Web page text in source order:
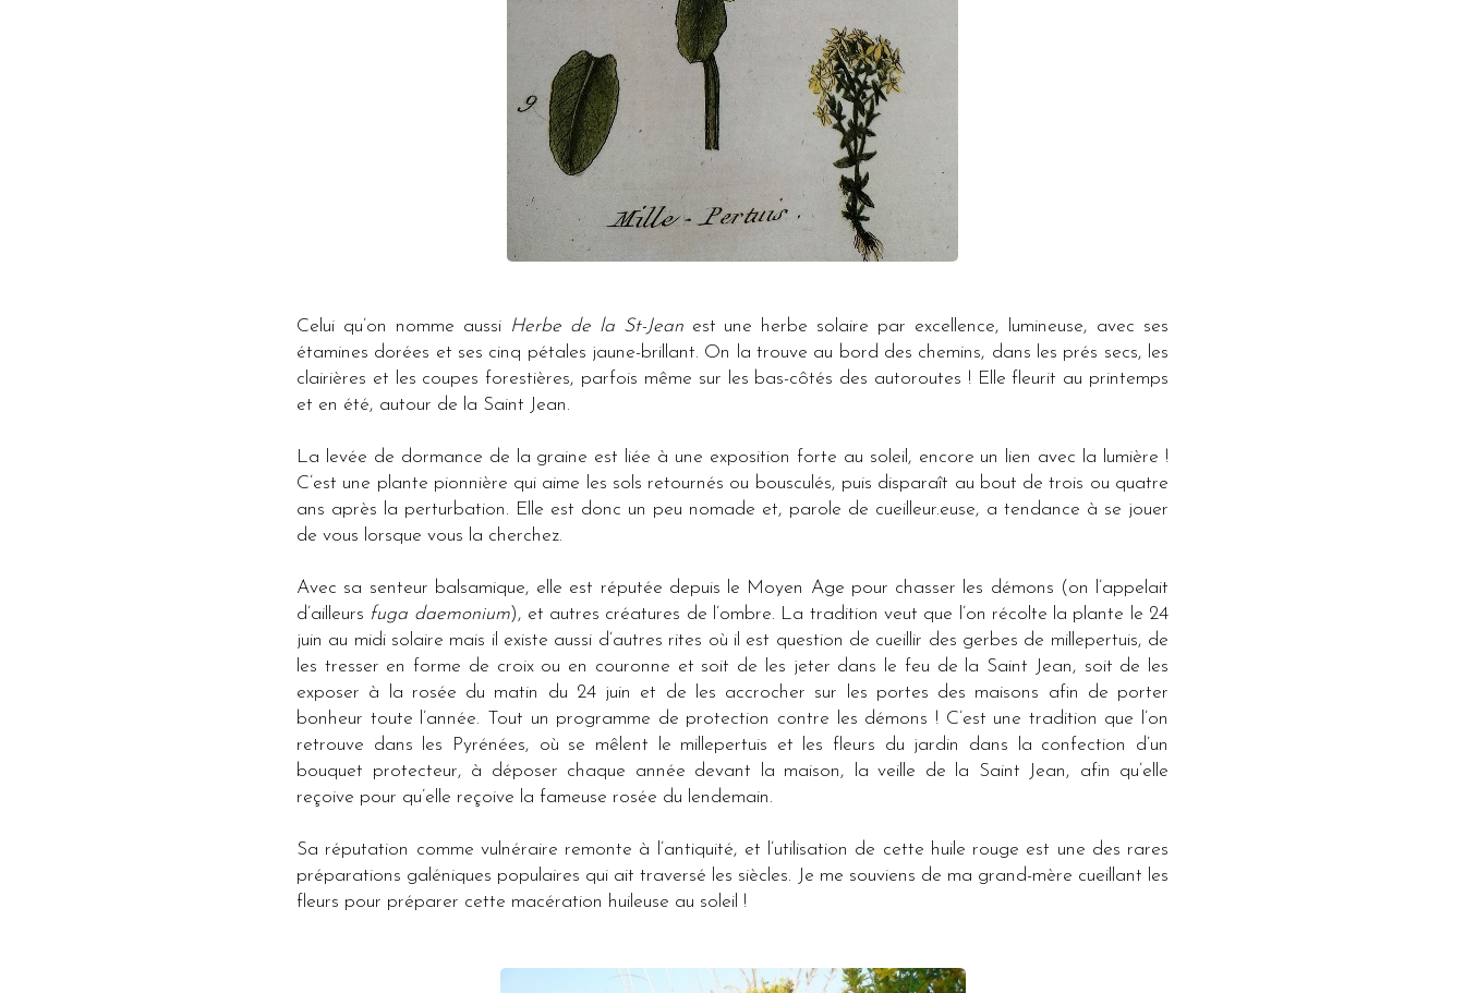
Celui qu’on nomme aussiHerbe de la St-Jeanest une herbe solaire par excellence, lumineuse, avec ses
étamines dorées et ses cinq pétales jaune-brillant. On la trouve au bord des chemins, dans les prés secs, les
clairières et les coupes forestières, parfois même sur les bas-côtés des autoroutes ! Elle fleurit au printemps
et en été, autour de la Saint Jean.
La levée de dormance de la graine est liée à une exposition forte au soleil, encore un lien avec la lumière !
C’est une plante pionnière qui aime les sols retournés ou bousculés, puis disparaît au bout de trois ou quatre
ans après la perturbation. Elle est donc un peu nomade et, parole de cueilleur.euse, a tendance à se jouer
de vous lorsque vous la cherchez.
Avec sa senteur balsamique, elle est réputée depuis le Moyen Age pour chasser les démons (on l’appelait
d’ailleurs fuga daemonium), et autres créatures de l’ombre. La tradition veut que l’on récolte la plante le 24
juin au midi solaire mais il existe aussi d’autres rites où il est question de cueillir des gerbes de millepertuis, de
les tresser en forme de croix ou en couronne et soit de les jeter dans le feu de la Saint Jean, soit de les
exposer à la rosée du matin du 24 juin et de les accrocher sur les portes des maisons afin de porter
bonheur toute l’année. Tout un programme de protection contre les démons ! C’est une tradition que l’on
retrouve dans les Pyrénées, où se mêlent le millepertuis et les fleurs du jardin dans la confection d’un
bouquet protecteur, à déposer chaque année devant la maison, la veille de la Saint Jean, afin qu’elle
reçoive pour qu’elle reçoive la fameuse rosée du lendemain.
Sa réputation comme vulnéraire remonte à l’antiquité, et l’utilisation de cette huile rouge est une des rares
préparations galéniques populaires qui ait traversé les siècles. Je me souviens de ma grand-mère cueillant les
fleurs pour préparer cette macération huileuse au soleil !